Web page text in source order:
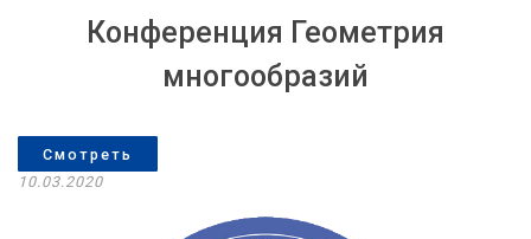
Конференция Геометрия
многообразий
Смотреть
10.03.2020